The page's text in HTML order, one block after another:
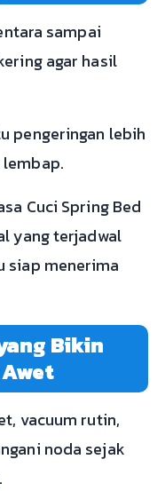
sampai
agar hasil
pengeringan lebih
Cuci Spring Bed
yang terjadwal
siap menerima
Bikin
vacuum rutin,
noda sejak